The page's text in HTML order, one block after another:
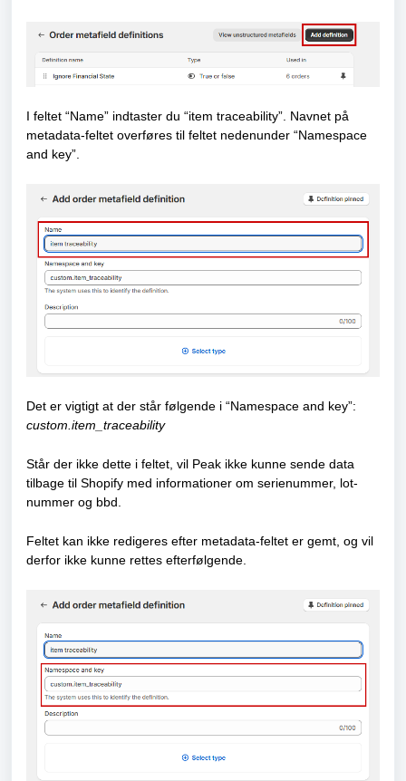
I feltet “Name” indtaster du “item traceability”. Navnet på
metadata-feltet overføres til feltet nedenunder “Namespace
and key”.
Det er vigtigt at der står følgende i “Namespace and key”:
custom.item_traceability
Står der ikke dette i feltet, vil Peak ikke kunne sende data
tilbage til Shopify med informationer om serienummer, lot-
nummer og bbd.
Feltet kan ikke redigeres efter metadata-feltet er gemt, og vil
derfor ikke kunne rettes efterfølgende.